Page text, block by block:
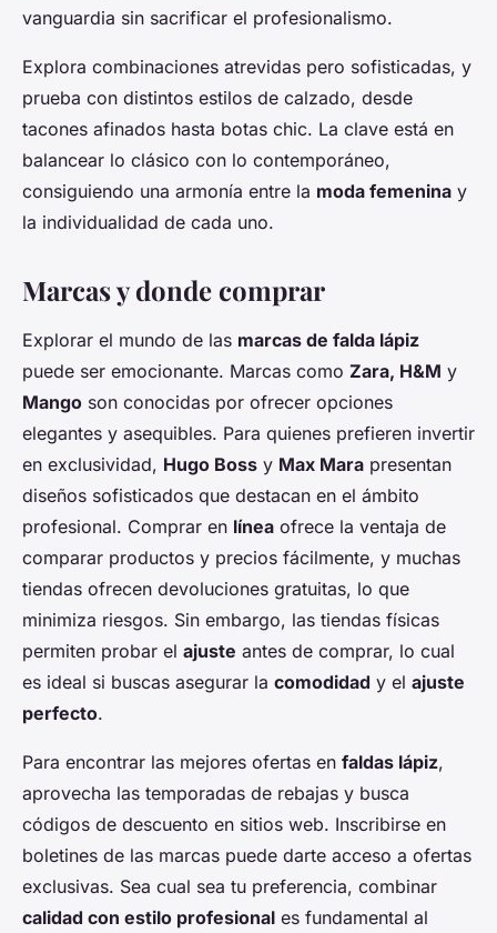
vanguardia sin sacrificar el profesionalismo.
Explora combinaciones atrevidas pero sofisticadas, y
prueba con distintos estilos de calzado, desde
tacones afinados hasta botas chic. La clave está en
balancear lo clásico con lo contemporáneo,
consiguiendo una armonía entre la moda femenina y
la individualidad de cada uno.
Marcas y donde comprar
Explorar el mundo de las marcas de falda lápiz
puede ser emocionante. Marcas como Zara, H&M y
Mango son conocidas por ofrecer opciones
elegantes y asequibles. Para quienes prefieren invertir
en exclusividad, Hugo Boss y Max Mara presentan
diseños sofisticados que destacan en el ámbito
profesional. Comprar en línea ofrece la ventaja de
comparar productos y precios fácilmente, y muchas
tiendas ofrecen devoluciones gratuitas, lo que
minimiza riesgos. Sin embargo, las tiendas físicas
permiten probar el ajuste antes de comprar, lo cual
es ideal si buscas asegurar la comodidad y el ajuste
perfecto.
Para encontrar las mejores ofertas en faldas lápiz,
aprovecha las temporadas de rebajas y busca
códigos de descuento en sitios web. Inscribirse en
boletines de las marcas puede darte acceso a ofertas
exclusivas. Sea cual sea tu preferencia, combinar
calidad con estilo profesional es fundamental al